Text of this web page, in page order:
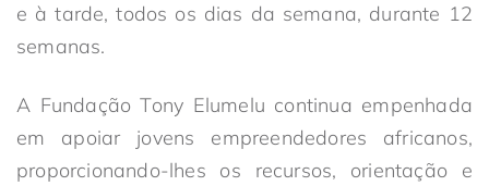
e à tarde, todos os dias da semana, durante 12
semanas.
A Fundação Tony Elumelu continua empenhada
em apoiar jovens empreendedores africanos,
proporcionando-lhes os recursos, orientação e